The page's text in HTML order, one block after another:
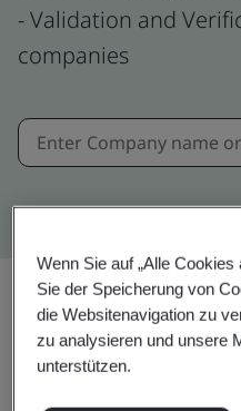
- Validation and
companies
Wenn Sie auf „Alle
Sie der Speicherung von
die Websitenavigation zu
zu analysieren und unsere
unterstützen.